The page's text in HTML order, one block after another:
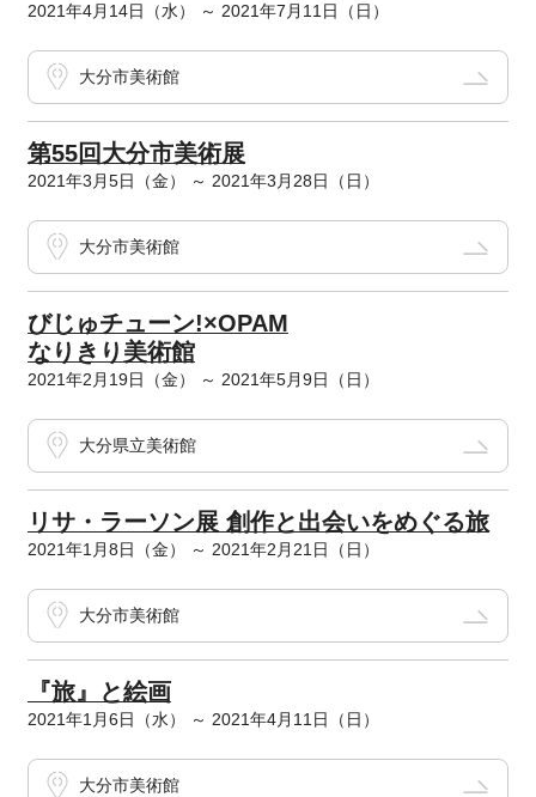
2021年4月14日（水） ～ 2021年7月11日（日）
大分市美術館
第55回大分市美術展
2021年3月5日（金） ～ 2021年3月28日（日）
大分市美術館
びじゅチューン!×OPAM
なりきり美術館
2021年2月19日（金） ～ 2021年5月9日（日）
大分県立美術館
リサ・ラーソン展 創作と出会いをめぐる旅
2021年1月8日（金） ～ 2021年2月21日（日）
大分市美術館
『旅』と絵画
2021年1月6日（水） ～ 2021年4月11日（日）
大分市美術館